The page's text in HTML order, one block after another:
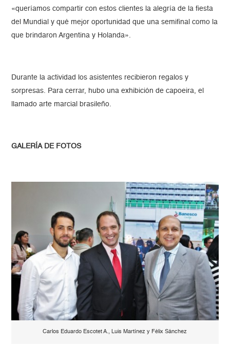
«queríamos compartir con estos clientes la alegría de la fiesta
del Mundial y qué mejor oportunidad que una semifinal como la
que brindaron Argentina y Holanda».
Durante la actividad los asistentes recibieron regalos y
sorpresas. Para cerrar, hubo una exhibición de capoeira, el
llamado arte marcial brasileño.
GALERÍA DE FOTOS
Carlos Eduardo Escotet A., Luis Martínez y Félix Sánchez